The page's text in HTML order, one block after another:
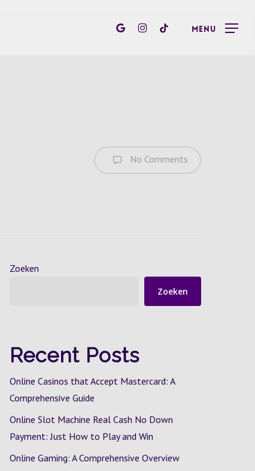
google-instagram
tiktok Menu
No Comments
Zoeken
Zoeken
Recent Posts
Online Casinos that Accept Mastercard: A
Comprehensive Guide
Online Slot Machine Real Cash No Down
Payment: Just How to Play and Win
Online Gaming: A Comprehensive Overview